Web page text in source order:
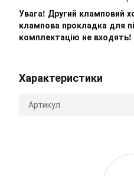
Увага! Другий кламповий
клампова прокладка для
комплектацію не входять!
Характеристики
Артикул